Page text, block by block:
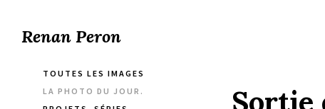
Renan Peron
TOUTES LES IMAGES
LA PHOTO DU JOUR.
Sortie